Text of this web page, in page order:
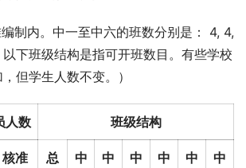
制内。中一至中六的班数分别是： 4, 4,
下班级结构是指可开班数目。有些学校
但学生人数不变。）
人数 班级结构
核准
总
中
中
中
中
中
中